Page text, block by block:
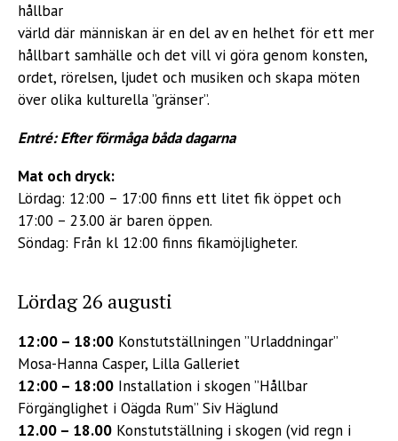
hållbar
värld där människan är en del av en helhet för ett mer
hållbart samhälle och det vill vi göra genom konsten,
ordet, rörelsen, ljudet och musiken och skapa möten
över olika kulturella ”gränser”.
Entré: Efter förmåga båda dagarna
Mat och dryck:
Lördag: 12:00 – 17:00 finns ett litet fik öppet och
17:00 – 23.00 är baren öppen.
Söndag: Från kl 12:00 finns fikamöjligheter.
Lördag 26 augusti
12:00 – 18:00 Konstutställningen ”Urladdningar”
Mosa-Hanna Casper, Lilla Galleriet
12:00 – 18:00 Installation i skogen ”Hållbar
Förgänglighet i Oägda Rum” Siv Häglund
12.00 – 18.00 Konstutställning i skogen (vid regn i